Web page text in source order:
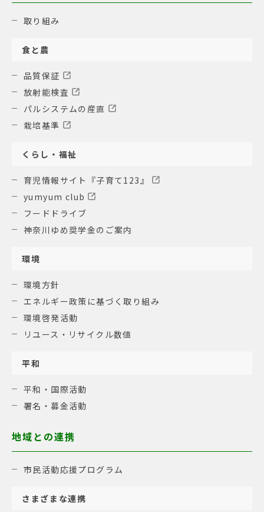
取り組み
食と農
品質保証
放射能検査
パルシステムの産直
栽培基準
くらし・福祉
育児情報サイト『子育て123』
yumyum club
フードドライブ
神奈川ゆめ奨学金のご案内
環境
環境方針
エネルギー政策に基づく取り組み
環境啓発活動
リユース・リサイクル数値
平和
平和・国際活動
署名・募金活動
地域との連携
市民活動応援プログラム
さまざまな連携